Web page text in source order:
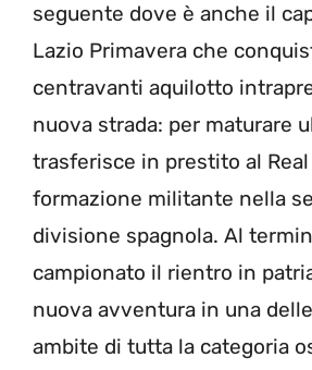
seguente dove è anche il
Lazio Primavera che
centravanti aquilotto
nuova strada: per maturare
trasferisce in prestito al
formazione militante nella
divisione spagnola. Al
campionato il rientro in
nuova avventura in una
ambite di tutta la categoria